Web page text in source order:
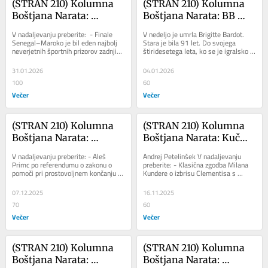
(STRAN 210) Kolumna
Boštjana Narata:
Díaza
V nadaljevanju preberite:  - Finale
Senegal–Maroko je bil eden najbolj
neverjetnih športnih prizorov zadnjih
let, z razveljavljenim golom,
zlomom...
31.01.2026
100
Večer
(STRAN 210) Kolumna
Boštjana Narata: BB
V nedeljo je umrla Brigitte Bardot.
Stara je bila 91 let. Do svojega
štiridesetega leta, ko se je igralsko
upokojila, je posnela več kot
petdeset...
04.01.2026
60
Večer
(STRAN 210) Kolumna
Boštjana Narata:
več ...
V nadaljevanju preberite: - Aleš
Primc po referendumu o zakonu o
pomoči pri prostovoljnem končanju
življenja poudarja, da bi morala
vlada...
07.12.2025
70
Večer
(STRAN 210) Kolumna
Boštjana Narata: Kučma
Ali botri umetne
inteligence vedo, kaj
Andrej Petelinšek V nadaljevanju
preberite: - Klasična zgodba Milana
Kundere o izbrisu Clementisa s
16.11.2025
60
Večer
(STRAN 210) Kolumna
Boštjana Narata:
(STRAN 210) Kolumna
Boštjana Narata: